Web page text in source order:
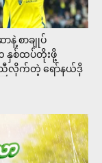
စာချုပ်
နှစ်ထပ်တိုးဖို့
လိုက်တဲ့ ရော်နယ်ဒို